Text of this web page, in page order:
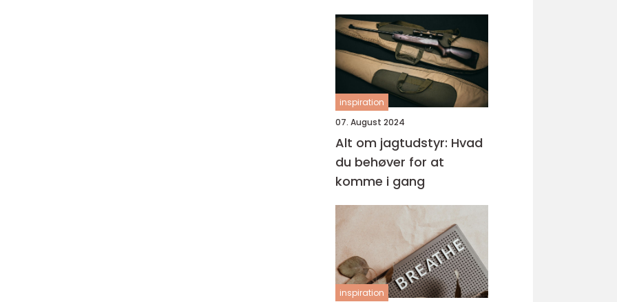
inspiration
07. August 2024
Alt om jagtudstyr: Hvad
du behøver for at
komme i gang
inspiration